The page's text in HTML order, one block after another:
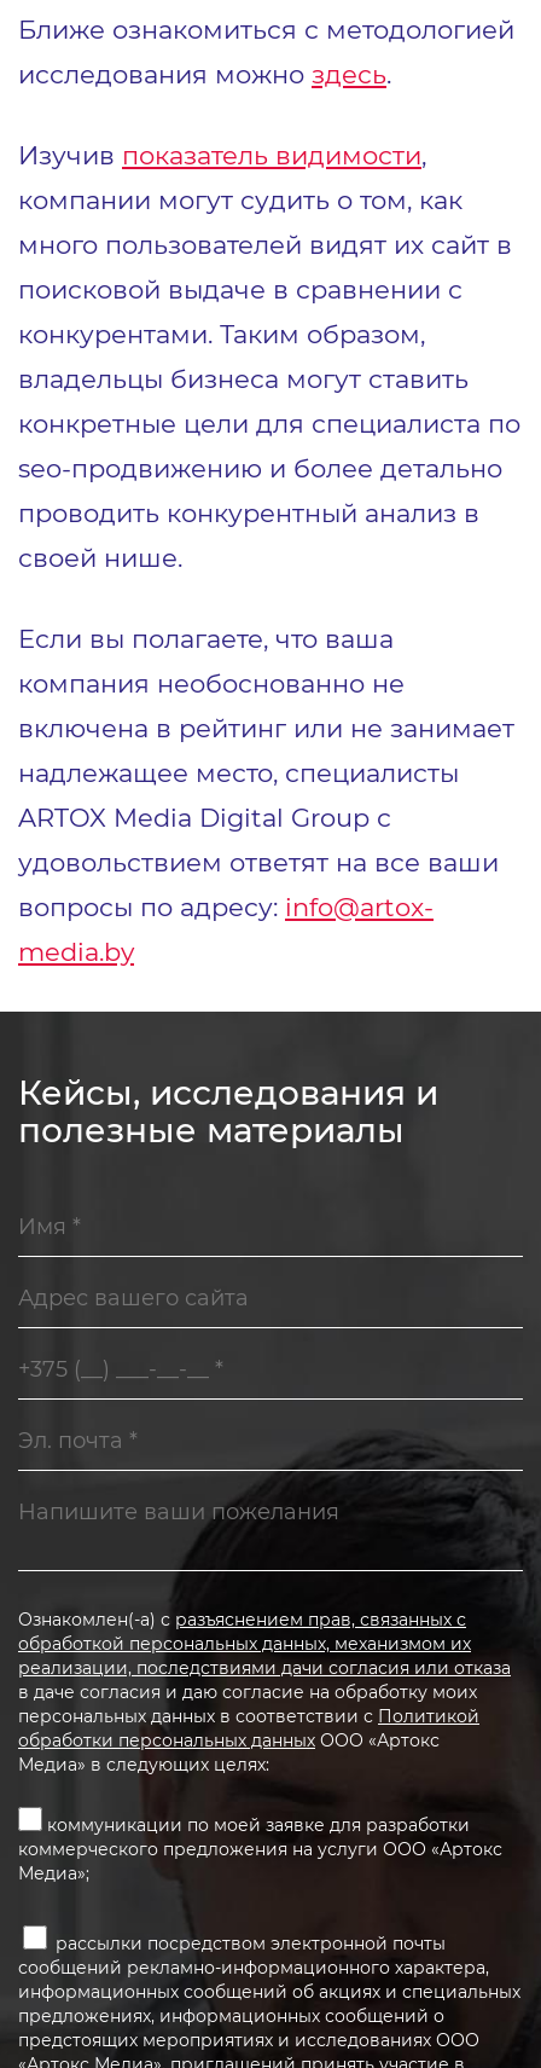
Ближе ознакомиться с методологией
исследования можно здесь.
Изучив показатель видимости,
компании могут судить о том, как
много пользователей видят их сайт в
поисковой выдаче в сравнении с
конкурентами. Таким образом,
владельцы бизнеса могут ставить
конкретные цели для специалиста по
seo-продвижению и более детально
проводить конкурентный анализ в
своей нише.
Если вы полагаете, что ваша
компания необоснованно не
включена в рейтинг или не занимает
надлежащее место, специалисты
ARTOX Media Digital Group с
удовольствием ответят на все ваши
вопросы по адресу: info@artox-
media.by
Кейсы, исследования и
полезные материалы
Ознакомлен(-а) с разъяснением прав, связанных с
обработкой персональных данных, механизмом их
реализации, последствиями дачи согласия или отказа
в даче согласия и даю согласие на обработку моих
персональных данных в соответствии с Политикой
обработки персональных данных ООО «Артокс
Медиа» в следующих целях:
коммуникации по моей заявке для разработки
коммерческого предложения на услуги ООО «Артокс
Медиа»;
рассылки посредством электронной почты
сообщений рекламно-информационного характера,
информационных сообщений об акциях и специальных
предложениях, информационных сообщений о
предстоящих мероприятиях и исследованиях ООО